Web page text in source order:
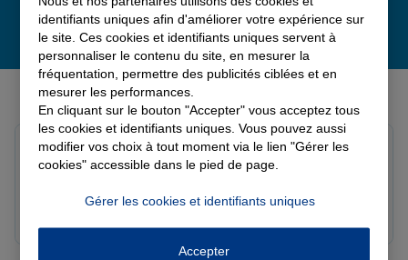
Derniers avis de nos agences Allianz
Note de 5 sur 5
Merci à Madi pour son écoute et ces conseils précieux.
Yayaya M.
identifiants uniques afin d'améliorer votre expérience sur
le site. Ces cookies et identifiants uniques servent à
personnaliser le contenu du site, en mesurer la
fréquentation, permettre des publicités ciblées et en
mesurer les performances.
En cliquant sur le bouton "Accepter" vous acceptez tous
les cookies et identifiants uniques. Vous pouvez aussi
modifier vos choix à tout moment via le lien "Gérer les
cookies" accessible dans le pied de page.
Gérer les cookies et identifiants uniques
Accepter